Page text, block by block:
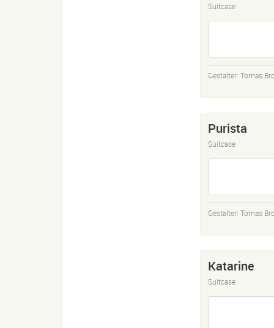
Suitcase
Gestalter: Tomas
Purista
Suitcase
Gestalter: Tomas
Katarine
Suitcase